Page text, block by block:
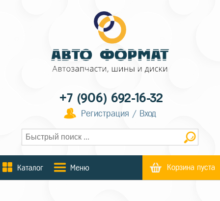
+7 (906) 692-16-32
Регистрация / Вход
Каталог Меню Корзина пуста